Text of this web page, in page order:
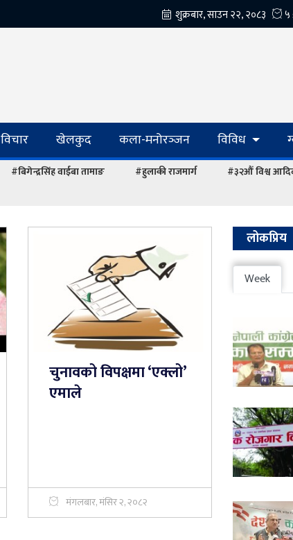
विचार खेलकुद कला-मनोरञ्‍जन विविध
#बिगेन्द्रसिंह वाईबा तामाङ #हुलाकी राजमार्ग #३२औं विश्व
चुनावको विपक्षमा ‘एक्लो’
एमाले
मंगलबार, मंसिर २, २०८२
लोकप्रिय
Week